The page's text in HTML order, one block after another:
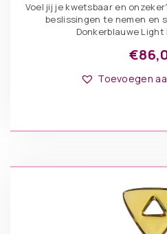
Voel jij je kwetsbaar en
beslissingen te nemen en
Donkerblauwe
€
Toevoegen